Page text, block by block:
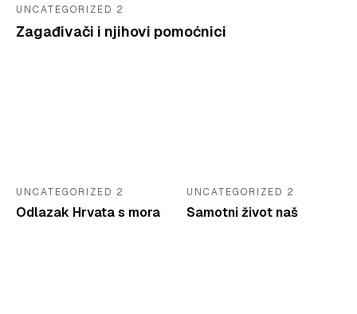
UNCATEGORIZED 2
Zagađivači i njihovi pomoćnici
UNCATEGORIZED 2
Odlazak Hrvata s mora
UNCATEGORIZED 2
Samotni život naš